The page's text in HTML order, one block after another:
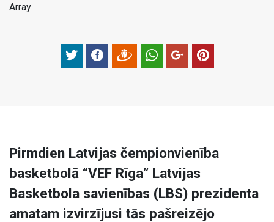
Array
Pirmdien Latvijas čempionvienība
basketbolā “VEF Rīga” Latvijas
Basketbola savienības (LBS) prezidenta
amatam izvirzījusi tās pašreizējo